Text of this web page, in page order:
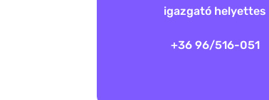
igazgató helyettes
+36 96/516-051